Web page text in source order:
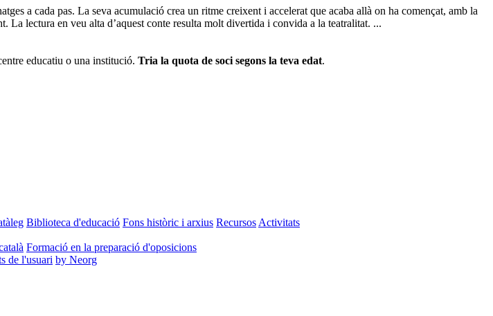
a cada pas. La seva acumulació crea un ritme creixent i accelerat que acaba allà on ha començat, amb la
La lectura en veu alta d’aquest conte resulta molt divertida i convida a la teatralitat. ...
educatiu o una institució. Tria la quota de soci segons la teva edat.
Biblioteca d'educació Fons històric i arxius Recursos Activitats
Formació en la preparació d'oposicions
de l'usuari by Neorg